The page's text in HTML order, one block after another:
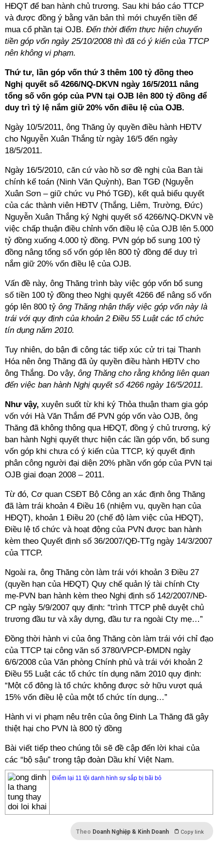
HĐQT để ban hành chủ trương. Sau khi báo cáo TTCP
và được đồng ý bằng văn bản thì mới chuyển tiền để
mua cổ phần tại OJB. Đến thời điểm thực hiện chuyển
tiền góp vốn ngày 25/10/2008 thì đã có ý kiến của TTCP
nên không vi phạm.
Thứ tư, lần góp vốn thứ 3 thêm 100 tỷ đồng theo
Nghị quyết số 4266/NQ-DKVN ngày 16/5/2011 nâng
tổng số vốn góp của PVN tại OJB lên 800 tỷ đồng để
duy trì tỷ lệ nắm giữ 20% vốn điều lệ của OJB.
Ngày 10/5/2011, ông Thăng ủy quyền điều hành HĐTV
cho Nguyễn Xuân Thắng từ ngày 16/5 đến ngày
18/5/2011.
Ngày 16/5/2010, căn cứ vào hồ sơ đề nghị của Ban tài
chính kế toán (Ninh Văn Quỳnh), Ban TGĐ (Nguyễn
Xuân Sơn – giữ chức vụ Phó TGĐ), kết quả biểu quyết
của các thành viên HĐTV (Thắng, Liêm, Trường, Đức)
Nguyễn Xuân Thắng ký Nghị quyết số 4266/NQ-DKVN về
việc chấp thuận điều chỉnh vốn điều lệ của OJB lên 5.000
tỷ đồng xuống 4.000 tỷ đồng. PVN góp bổ sung 100 tỷ
đồng nâng tổng số vốn góp lên 800 tỷ đồng để duy trì
nắm giữ 20% vốn điều lệ của OJB.
Vấn đề này, ông Thăng trình bày việc góp vốn bổ sung
số tiền 100 tỷ đồng theo Nghị quyết 4266 để nâng số vốn
góp lên 800 tỷ ông Thăng nhận thấy việc góp vốn này là
trái với quy định của khoản 2 Điều 55 Luật các tổ chức
tín dụng năm 2010.
Tuy nhiên, do bận đi công tác tiếp xúc cử tri tại Thanh
Hóa nên ông Thăng đã ủy quyền điều hành HĐTV cho
ông Thắng. Do vậy, ông Thăng cho rằng không liên quan
đến việc ban hành Nghị quyết số 4266 ngày 16/5/2011.
Như vậy, xuyên suốt từ khi ký Thỏa thuận tham gia góp
vốn với Hà Văn Thắm để PVN góp vốn vào OJB, ông
Thăng đã không thông qua HĐQT, đồng ý chủ trương, ký
ban hành Nghị quyết thực hiện các lần góp vốn, bổ sung
vốn góp khi chưa có ý kiến của TTCP, ký quyết định
phân công người đại diện 20% phần vốn góp của PVN tại
OJB giai đoạn 2008 – 2011.
Từ đó, Cơ quan CSĐT Bộ Công an xác định ông Thăng
đã làm trái khoản 4 Điều 16 (nhiệm vụ, quyền hạn của
HĐQT), khoản 1 Điều 20 (chế độ làm việc của HĐQT),
Điều lệ tổ chức và hoạt động của PVN được ban hành
kèm theo Quyết định số 36/2007/QĐ-TTg ngày 14/3/2007
của TTCP.
Ngoài ra, ông Thăng còn làm trái với khoản 3 Điều 27
(quyền hạn của HĐQT) Quy chế quản lý tài chính Cty
mẹ-PVN ban hành kèm theo Nghị định số 142/2007/NĐ-
CP ngày 5/9/2007 quy định: “trình TTCP phê duyệt chủ
trương đầu tư và xây dựng, đầu tư ra ngoài Cty mẹ…”
Đồng thời hành vi của ông Thăng còn làm trái với chỉ đạo
của TTCP tại công văn số 3780/VPCP-ĐMDN ngày
6/6/2008 của Văn phòng Chính phủ và trái với khoản 2
Điều 55 Luật các tổ chức tín dụng năm 2010 quy định:
“Một cổ đông là tổ chức không được sở hữu vượt quá
15% vốn điều lệ của một tổ chức tín dụng…”
Hành vi vi phạm nêu trên của ông Đinh La Thăng đã gây
thiệt hại cho PVN là 800 tỷ đồng
Bài viết tiếp theo chúng tôi sẽ đề cập đến lời khai của
các “bộ sậu” trong tập đoàn Dầu khí Việt Nam.
Điểm lại 11 tội danh hình sự sắp bị bãi bỏ
Theo Doanh Nghiệp & Kinh Doanh Copy link